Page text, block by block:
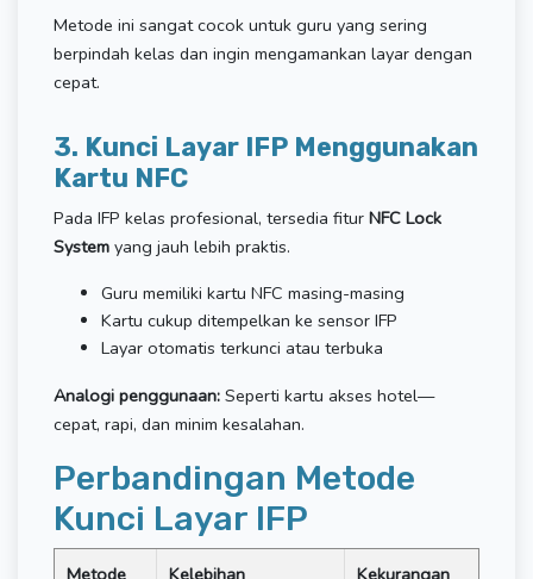
Metode ini sangat cocok untuk guru yang sering
berpindah kelas dan ingin mengamankan layar dengan
cepat.
3. Kunci Layar IFP Menggunakan
Kartu NFC
Pada IFP kelas profesional, tersedia fitur NFC Lock
System yang jauh lebih praktis.
Guru memiliki kartu NFC masing-masing
Kartu cukup ditempelkan ke sensor IFP
Layar otomatis terkunci atau terbuka
Analogi penggunaan: Seperti kartu akses hotel—
cepat, rapi, dan minim kesalahan.
Perbandingan Metode
Kunci Layar IFP